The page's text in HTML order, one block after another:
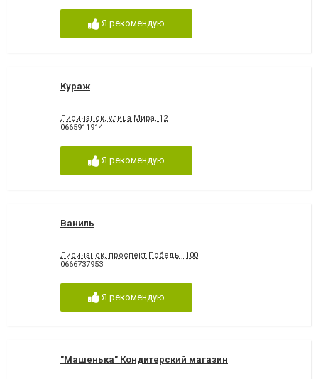
Я рекомендую
Кураж
Лисичанск, улица Мира, 12
0665911914
Я рекомендую
Ваниль
Лисичанск, проспект Победы, 100
0666737953
Я рекомендую
"Машенька" Кондитерский магазин